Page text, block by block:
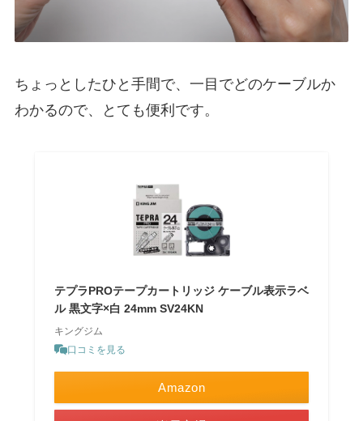
ちょっとしたひと手間で、一目でどのケーブルか
わかるので、とても便利です。
テプラPROテープカートリッジ ケーブル表示ラベ
ル 黒文字×白 24mm SV24KN
キングジム
口コミを見る
Amazon